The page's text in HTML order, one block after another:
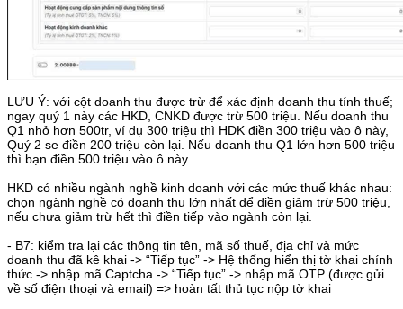
LƯU Ý: với cột doanh thu được trừ để xác định doanh thu tính thuế;
ngay quý 1 này các HKD, CNKD được trừ 500 triệu. Nếu doanh thu
Q1 nhỏ hơn 500tr, ví dụ 300 triệu thì HDK điền 300 triệu vào ô này,
Quý 2 se điền 200 triệu còn lại. Nếu doanh thu Q1 lớn hơn 500 triệu
thì bạn điền 500 triệu vào ô này.
HKD có nhiều ngành nghề kinh doanh với các mức thuế khác nhau:
chọn ngành nghề có doanh thu lớn nhất để điền giảm trừ 500 triệu,
nếu chưa giảm trừ hết thì điền tiếp vào ngành còn lại.
- B7: kiểm tra lại các thông tin tên, mã số thuế, địa chỉ và mức
doanh thu đã kê khai -> “Tiếp tục” -> Hệ thống hiển thị tờ khai chính
thức -> nhập mã Captcha -> “Tiếp tục” -> nhập mã OTP (được gửi
về số điện thoại và email) => hoàn tất thủ tục nộp tờ khai